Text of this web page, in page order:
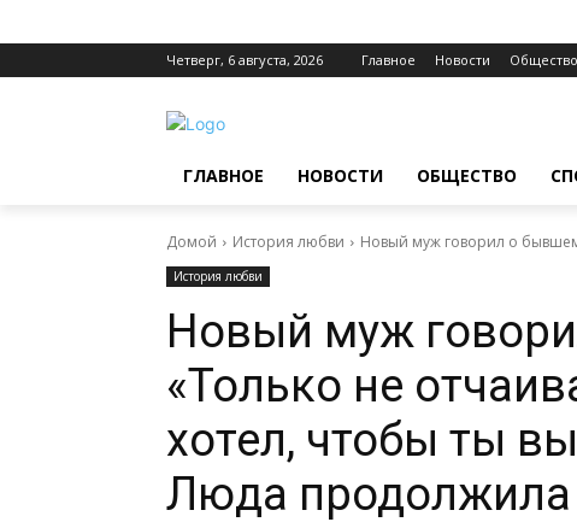
Четверг, 6 августа, 2026 Главное Новости Общество
ГЛАВНОЕ НОВОСТИ ОБЩЕСТВО
Домой История любви Новый муж говорил о
История любви
Новый муж
«Только не
хотел, чтобы ты
Люда продолжила